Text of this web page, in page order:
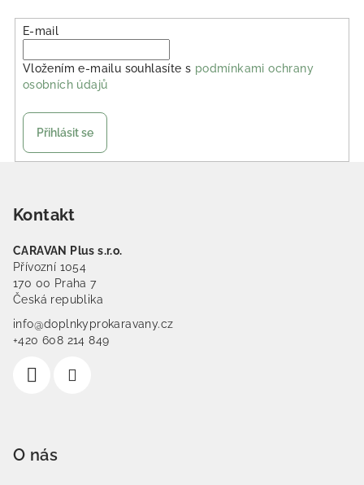
E-mail
Vložením e-mailu souhlasíte s podmínkami ochrany
osobních údajů
Přihlásit se
Kontakt
CARAVAN Plus s.r.o.
Přívozní 1054
170 00 Praha 7
Česká republika
info@doplnkyprokaravany.cz
+420 608 214 849
O nás